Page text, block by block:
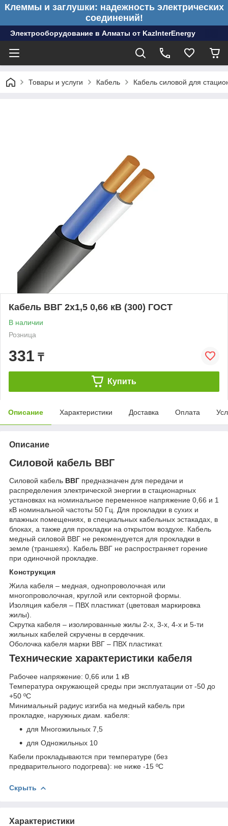
Клеммы и заглушки: надежность электрических
соединений!
Электрооборудование в Алматы от KazInterEnergy
Товары и услуги Кабель Кабель силовой для
Кабель ВВГ 2х1,5 0,66 кВ (300) ГОСТ
В наличии
Розница
331 ₸
Купить
Описание Характеристики Доставка Оплата
Описание
Силовой кабель ВВГ
Силовой кабель ВВГ предназначен для передачи и
распределения электрической энергии в стационарных
установках на номинальное переменное напряжение 0,66 и 1
кВ номинальной частоты 50 Гц. Для прокладки в сухих и
влажных помещениях, в специальных кабельных эстакадах, в
блоках, а также для прокладки на открытом воздухе. Кабель
медный силовой ВВГ не рекомендуется для прокладки в
земле (траншеях). Кабель ВВГ не распространяет горение
при одиночной прокладке.
Конструкция
Жила кабеля – медная, однопроволочная или
многопроволочная, круглой или секторной формы.
Изоляция кабеля – ПВХ пластикат (цветовая маркировка
жилы).
Скрутка кабеля – изолированные жилы 2-х, 3-х, 4-х и 5-ти
жильных кабелей скручены в сердечник.
Оболочка кабеля марки ВВГ – ПВХ пластикат.
Технические характеристики кабеля
Рабочее напряжение: 0,66 или 1 кВ
Температура окружающей среды при эксплуатации от -50 до
+50 ºС
Минимальный радиус изгиба на медный кабель при
прокладке, наружных диам. кабеля:
для Многожильных 7,5
для Одножильных 10
Кабели прокладываются при температуре (без
предварительного подогрева): не ниже -15 ºС
Скрыть
Характеристики